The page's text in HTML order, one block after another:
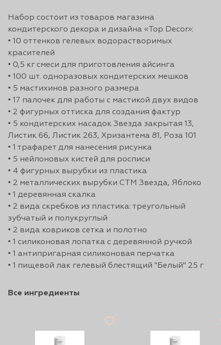
Набор состоит из товаров магазина
кондитерского декора и дизайна «Top Decor»:
• 10 оттенков гелевых водорастворимых
красителей
• 0,5 кг смеси для приготовления айсинга
• 100 шт. одноразовых кондитерских мешков
• 5 мастихинов разного размера
• 17 палочек для работы с мастикой двух видов
• 2 фигурных оттиска для создания фактур
• 5 кондитерских насадок Звезда закрытая 13,
Листик 66, Листик 263, Хризантема 81, Роза 101
• 1 трафарет для нанесения рисунка
• 5 нейлоновых кистей для росписи
• 4 фигурных вырубки из пластика
• 2 металлических вырубки СТМ Звезда, Яблоко
• 1 деревянная скалка
• 2 вида скребков из пластика: треугольный
зубчатый и полукруглый
• 2 вида ковриков сетка и полотно
• 1 силиконовая лопатка с деревянной ручкой
• 1 антипригарная силиконовая перчатка
• 1 пищевой лак гелевый блестящий "Белый" 25 г
Все ингредиенты